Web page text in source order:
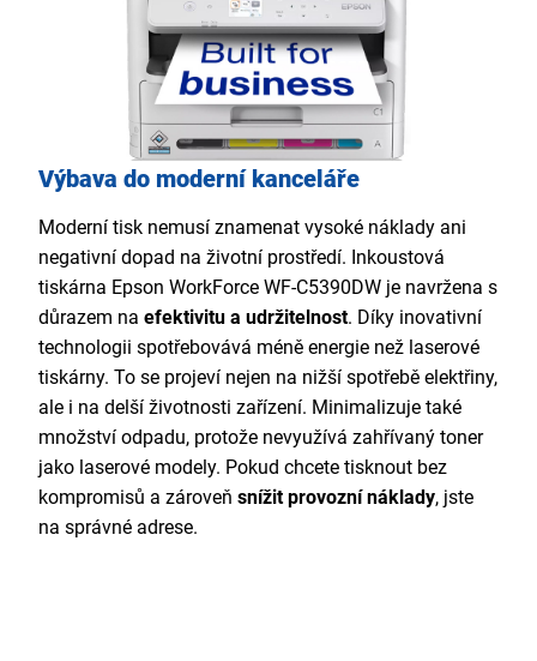
Výbava do moderní kanceláře
Moderní tisk nemusí znamenat vysoké náklady ani
negativní dopad na životní prostředí. Inkoustová
tiskárna Epson WorkForce WF-C5390DW je navržena s
důrazem na efektivitu a udržitelnost. Díky inovativní
technologii spotřebovává méně energie než laserové
tiskárny. To se projeví nejen na nižší spotřebě elektřiny,
ale i na delší životnosti zařízení. Minimalizuje také
množství odpadu, protože nevyužívá zahřívaný toner
jako laserové modely. Pokud chcete tisknout bez
kompromisů a zároveň snížit provozní náklady, jste
na správné adrese.